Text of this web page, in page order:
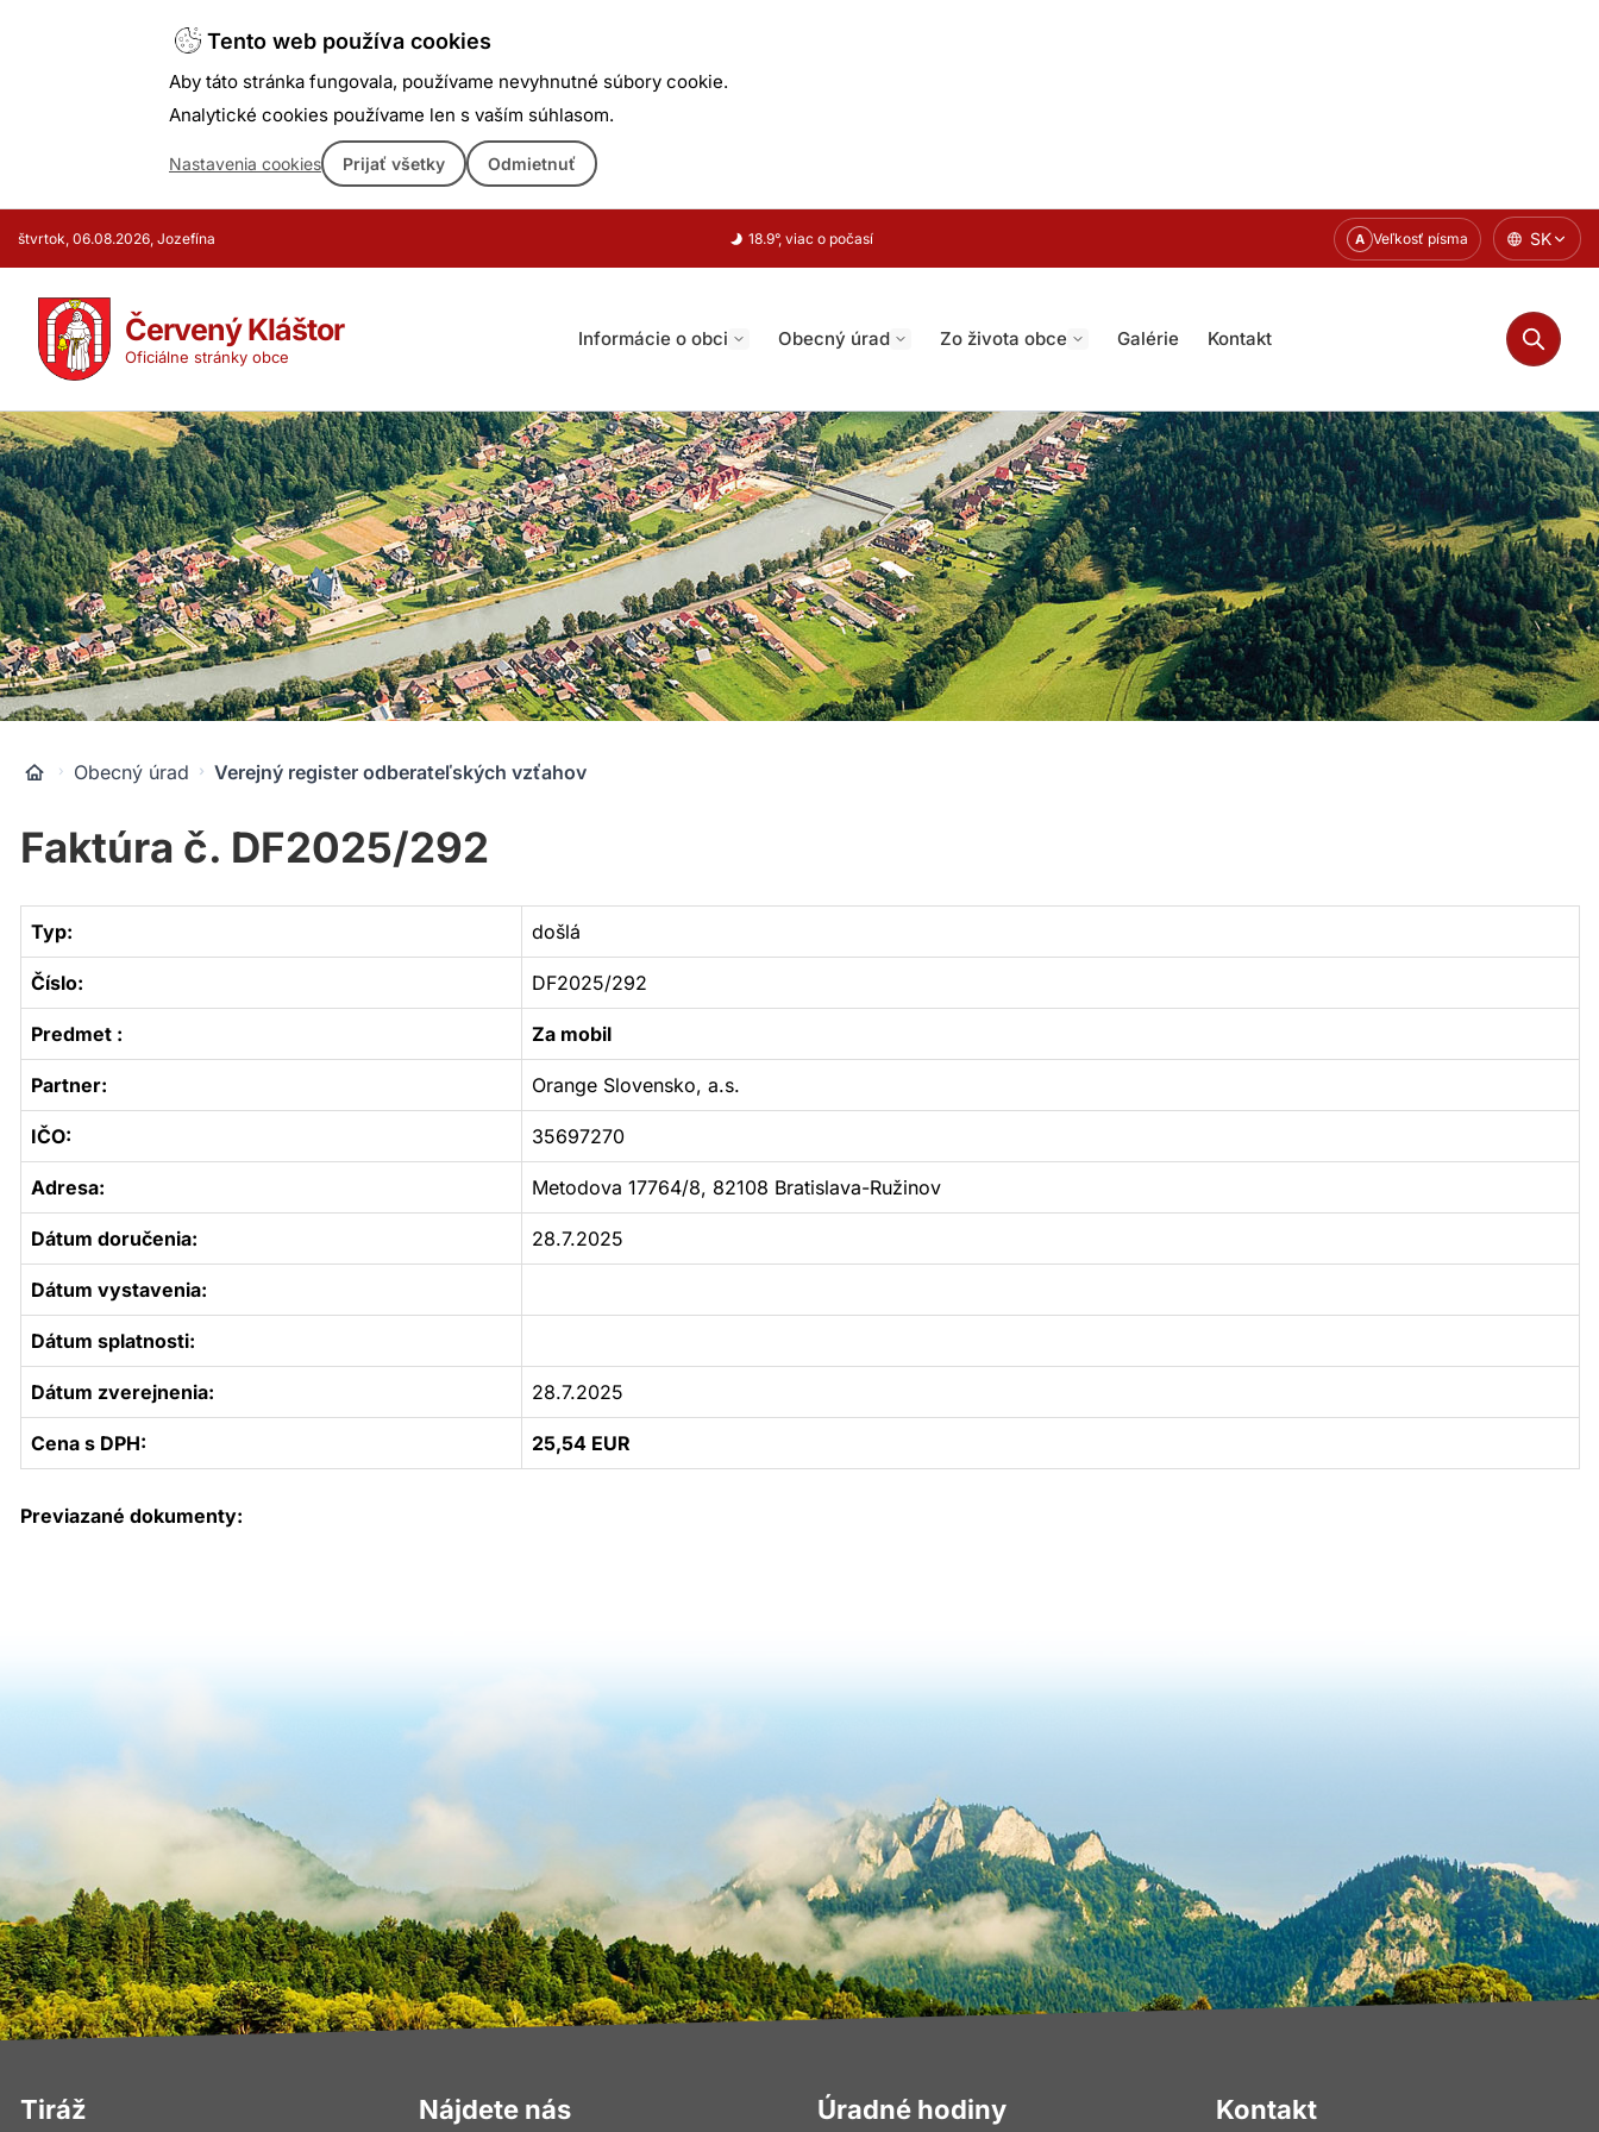
Tento web používa cookies
Aby táto stránka fungovala, používame nevyhnutné súbory cookie.
Analytické cookies používame len s vaším súhlasom.
Nastavenia cookies Prijať všetky Odmietnuť
štvrtok, 06.08.2026, Jozefína 18.9°, viac o počasí A Veľkosť písma SK
Červený Kláštor
Oficiálne stránky obce
Informácie o obci Obecný úrad Zo života obce Galérie Kontakt
Obecný úrad Verejný register odberateľských vzťahov
Faktúra č. DF2025/292
Typ: došlá
Číslo: DF2025/292
Predmet : Za mobil
Partner: Orange Slovensko, a.s.
IČO: 35697270
Adresa: Metodova 17764/8, 82108 Bratislava-Ružinov
Dátum doručenia: 28.7.2025
Dátum vystavenia:
Dátum splatnosti:
Dátum zverejnenia: 28.7.2025
Cena s DPH: 25,54 EUR
Previazané dokumenty:
Tiráž Nájdete nás Úradné hodiny Kontakt